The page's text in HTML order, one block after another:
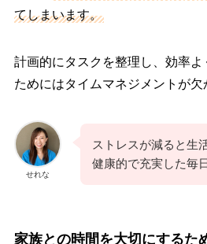
てしまいます。
計画的にタスクを整理し、効率
ためにはタイムマネジメントが欠
せれな
ストレスが減ると生
健康的で充実した毎
家族との時間を大切にするた